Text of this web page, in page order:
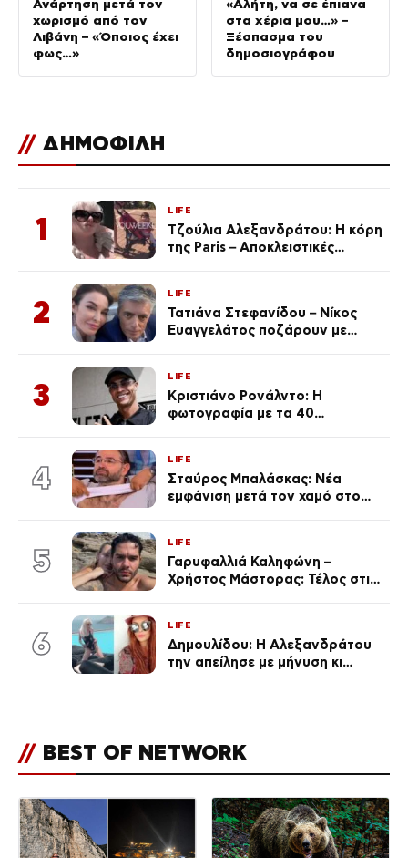
Ανάρτηση μετά τον
χωρισμό από τον
Λιβάνη – «Όποιος έχει
φως…»
«Αλήτη, να σε έπιανα
στα χέρια μου…» –
Ξέσπασμα του
δημοσιογράφου
// ΔΗΜΟΦΙΛΗ
1
LIFE
Τζούλια Αλεξανδράτου: Η κόρη
της Paris – Αποκλειστικές
2
LIFE
Τατιάνα Στεφανίδου – Νίκος
Ευαγγελάτος ποζάρουν με
3
LIFE
Κριστιάνο Ρονάλντο: Η
φωτογραφία με τα 40
εκ. likes
4
LIFE
Σταύρος Μπαλάσκας: Νέα
εμφάνιση μετά τον χαμό στο
5
LIFE
Γαρυφαλλιά Καληφώνη –
Χρήστος Μάστορας: Τέλος στις
6
LIFE
Δημουλίδου: Η Αλεξανδράτου
την απείλησε με μήνυση κι
// BEST OF NETWORK